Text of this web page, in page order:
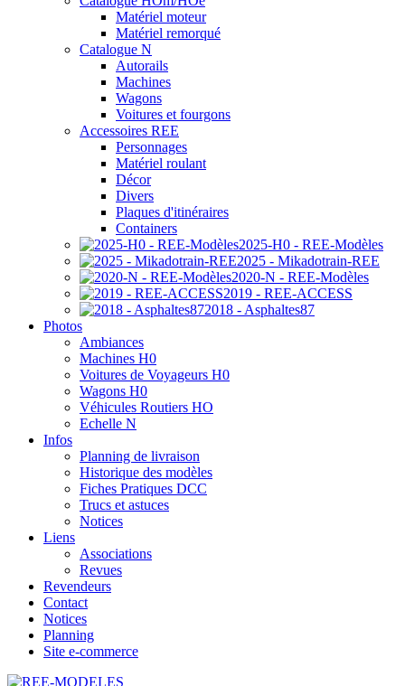
Matériel moteur
Matériel remorqué
Catalogue N
Autorails
Machines
Wagons
Voitures et fourgons
Accessoires REE
Personnages
Matériel roulant
Décor
Divers
Plaques d'itinéraires
Containers
2025-H0 - REE-Modèles
2025 - Mikadotrain-REE
2020-N - REE-Modèles
2019 - REE-ACCESS
2018 - Asphaltes87
Photos
Ambiances
Machines H0
Voitures de Voyageurs H0
Wagons H0
Véhicules Routiers HO
Echelle N
Infos
Planning de livraison
Historique des modèles
Fiches Pratiques DCC
Trucs et astuces
Notices
Liens
Associations
Revues
Revendeurs
Contact
Notices
Planning
Site e-commerce